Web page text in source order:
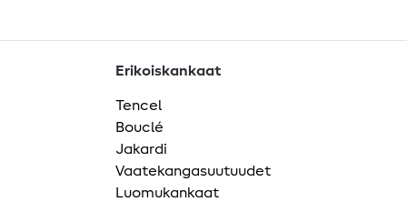
Erikoiskankaat
Tencel
Bouclé
Jakardi
Vaatekangasuutuudet
Luomukankaat